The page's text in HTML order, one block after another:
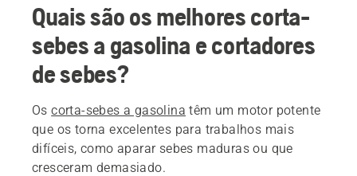
Quais são os melhores corta-
sebes a gasolina e cortadores
de sebes?
Oscorta-sebes a gasolina têm um motor potente
que os torna excelentes para trabalhos mais
difíceis, como aparar sebes maduras ou que
cresceram demasiado.